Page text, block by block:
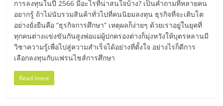
และ
ขยาย
สา
การลงทุนในปี 2566 มีอะไรที่น่าสนใจบ้าง? เป็นคำถามที่หลายคน
อยากรู้ ถ้าไม่นับรวมสินค้าทั่วไปที่คนนิยมลงทุน ธุรกิจที่จะเติบโต
อย่างยั่งยืนคือ “ธุรกิจการศึกษา” เหตุผลก็ง่ายๆ ด้วยเราอยู่ในยุคที่
ทุกคนต่างแข่งขันกันสูงพ่อแม่ผู้ปกครองต่างก็มุ่งหวังให้บุตรหลานมี
วิชาความรู้เพื่อไปสู่ความสำเร็จได้อย่างที่ตั้งใจ อย่างไรก็ดีการ
เลือกลงทุนกับแฟรนไชส์การศึกษา
Read more